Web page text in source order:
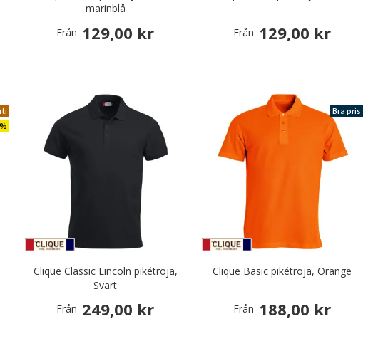
marinblå
Från 129,00 kr Från 129,00 kr
Clique Classic Lincoln pikétröja,
Svart
Från 249,00 kr
Bra pris
Clique Basic pikétröja, Orange
Från 188,00 kr